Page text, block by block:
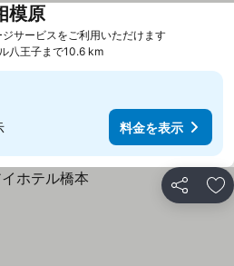
サービスをご利用いただけます
模原
八王子まで10.6 km
料金を表示
シェア お